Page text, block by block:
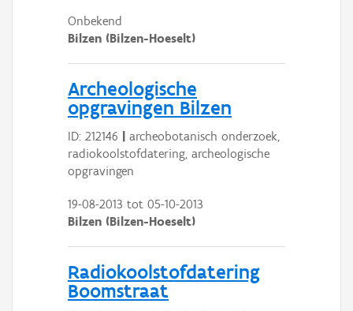
Onbekend
Bilzen (Bilzen-Hoeselt)
Archeologische
opgravingen Bilzen
ID: 212146 | archeobotanisch onderzoek,
radiokoolstofdatering, archeologische
opgravingen
19-08-2013 tot 05-10-2013
Bilzen (Bilzen-Hoeselt)
Radiokoolstofdatering
Boomstraat